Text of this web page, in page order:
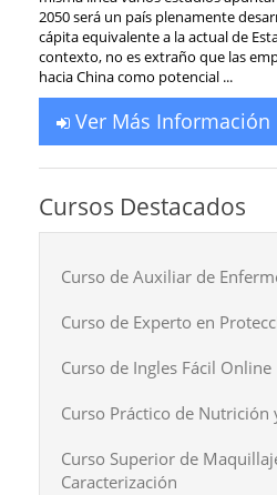
2050 será un país plenamente
cápita equivalente a la actual de
contexto, no es extraño que las
hacia China como potencial ...
Ver Más Información
Cursos Destacados
Curso de Auxiliar de
Curso de Experto en
Curso de Ingles Fácil Online
Curso Práctico de Nutrición
Curso Superior de
Caracterización